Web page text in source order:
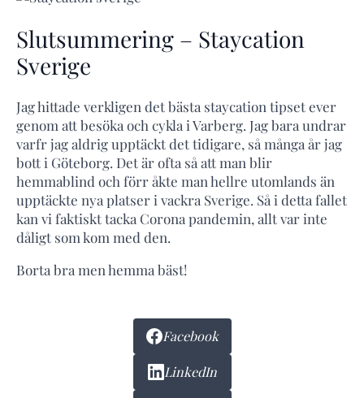
Slutsummering – Staycation
Sverige
Jag hittade verkligen det bästa staycation tipset ever
genom att besöka och cykla i Varberg. Jag bara undrar
varfr jag aldrig upptäckt det tidigare, så många år jag
bott i Göteborg. Det är ofta så att man blir
hemmablind och förr åkte man hellre utomlands än
upptäckte nya platser i vackra Sverige. Så i detta fallet
kan vi faktiskt tacka Corona pandemin, allt var inte
dåligt som kom med den.
Borta bra men hemma bäst!
Facebook
LinkedIn